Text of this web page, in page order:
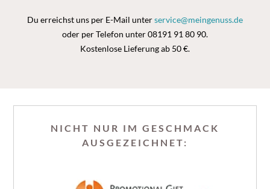
Du erreichst uns per E-Mail unterservice@meingenuss.de
oder per Telefon unter 08191 91 80 90.
Kostenlose Lieferung ab 50 €.
NICHT NUR IM GESCHMACK
AUSGEZEICHNET: